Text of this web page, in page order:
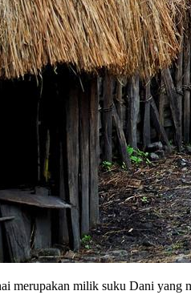
merupakan milik suku Dani yang